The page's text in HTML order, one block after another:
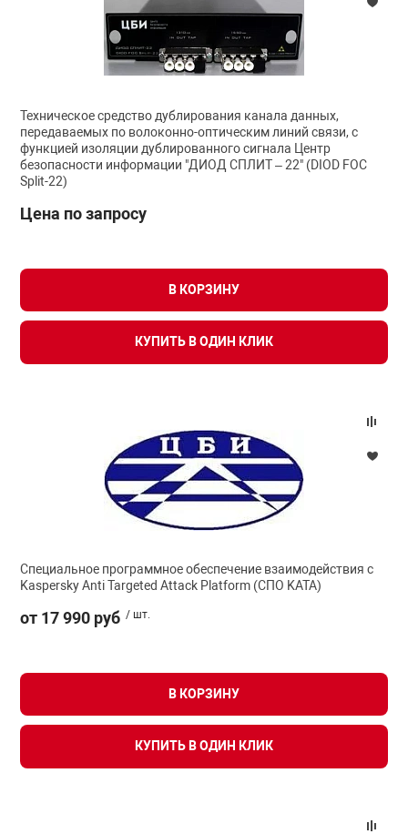
Техническое средство дублирования канала данных,
передаваемых по волоконно-оптическим линий связи, с
функцией изоляции дублированного сигнала Центр
безопасности информации "ДИОД СПЛИТ – 22" (DIOD FOC
Split-22)
Цена по запросу
В КОРЗИНУ
КУПИТЬ В ОДИН КЛИК
Специальное программное обеспечение взаимодействия с
Kaspersky Anti Targeted Attack Platform (СПО KATA)
от 17 990 руб / шт.
В КОРЗИНУ
КУПИТЬ В ОДИН КЛИК